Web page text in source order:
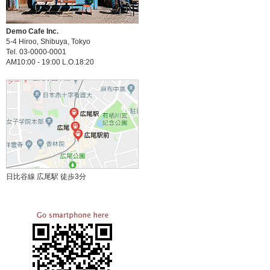
Demo Cafe Inc.
5-4 Hiroo, Shibuya, Tokyo
Tel. 03-0000-0001
AM10:00 - 19:00 L.O.18:20
日比谷線 広尾駅 徒歩3分